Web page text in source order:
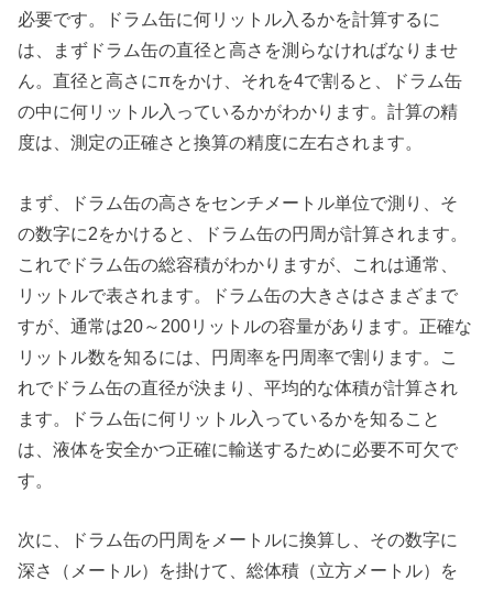
必要です。ドラム缶に何リットル入るかを計算するに
は、まずドラム缶の直径と高さを測らなければなりませ
ん。直径と高さにπをかけ、それを4で割ると、ドラム缶
の中に何リットル入っているかがわかります。計算の精
度は、測定の正確さと換算の精度に左右されます。
まず、ドラム缶の高さをセンチメートル単位で測り、そ
の数字に2をかけると、ドラム缶の円周が計算されます。
これでドラム缶の総容積がわかりますが、これは通常、
リットルで表されます。ドラム缶の大きさはさまざまで
すが、通常は20～200リットルの容量があります。正確な
リットル数を知るには、円周率を円周率で割ります。こ
れでドラム缶の直径が決まり、平均的な体積が計算され
ます。ドラム缶に何リットル入っているかを知ること
は、液体を安全かつ正確に輸送するために必要不可欠で
す。
次に、ドラム缶の円周をメートルに換算し、その数字に
深さ（メートル）を掛けて、総体積（立方メートル）を